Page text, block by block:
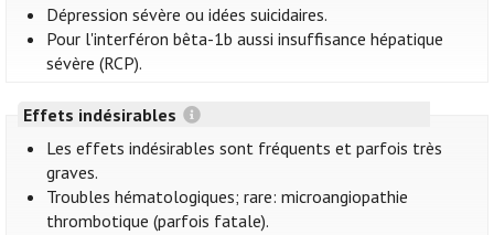
Dépression sévère ou idées suicidaires.
Pour l'interféron bêta-1b aussi insuffisance hépatique
sévère (RCP).
Effets indésirables
Les effets indésirables sont fréquents et parfois très
graves.
Troubles hématologiques; rare: microangiopathie
thrombotique (parfois fatale).